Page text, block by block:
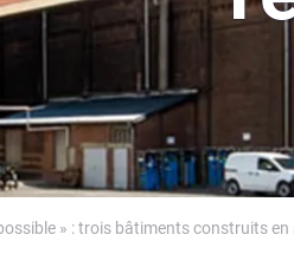
» : trois bâtiments construits en